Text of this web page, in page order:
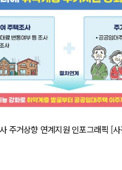
주거상향 연계지원 인포그래픽 [